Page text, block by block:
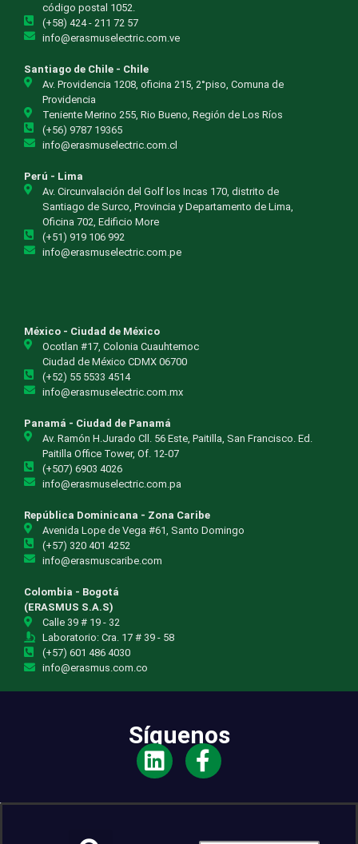
código postal 1052.
(+58) 424 - 211 72 57
info@erasmuselectric.com.ve
Santiago de Chile - Chile
Av. Providencia 1208, oficina 215, 2°piso, Comuna de
Providencia
Teniente Merino 255, Rio Bueno, Región de Los Ríos
(+56) 9787 19365
info@erasmuselectric.com.cl
Perú - Lima
Av. Circunvalación del Golf los Incas 170, distrito de
Santiago de Surco, Provincia y Departamento de Lima,
Oficina 702, Edificio More
(+51) 919 106 992
info@erasmuselectric.com.pe
México - Ciudad de México
Ocotlan #17, Colonia Cuauhtemoc
Ciudad de México CDMX 06700
(+52) 55 5533 4514
info@erasmuselectric.com.mx
Panamá - Ciudad de Panamá
Av. Ramón H.Jurado Cll. 56 Este, Paitilla, San Francisco. Ed.
Paitilla Office Tower, Of. 12-07
(+507) 6903 4026
info@erasmuselectric.com.pa
República Dominicana - Zona Caribe
Avenida Lope de Vega #61, Santo Domingo
(+57) 320 401 4252
info@erasmuscaribe.com
Colombia - Bogotá
(ERASMUS S.A.S)
Calle 39 # 19 - 32
Laboratorio: Cra. 17 # 39 - 58
(+57) 601 486 4030
info@erasmus.com.co
Síguenos